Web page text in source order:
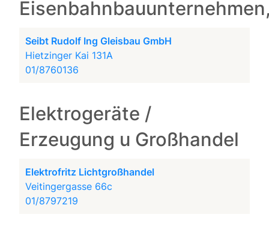
Seibt Rudolf Ing Gleisbau GmbH
Hietzinger Kai 131A
01/8760136
Elektrogeräte /
Erzeugung u Großhandel
Elektrofritz Lichtgroßhandel
Veitingergasse 66c
01/8797219